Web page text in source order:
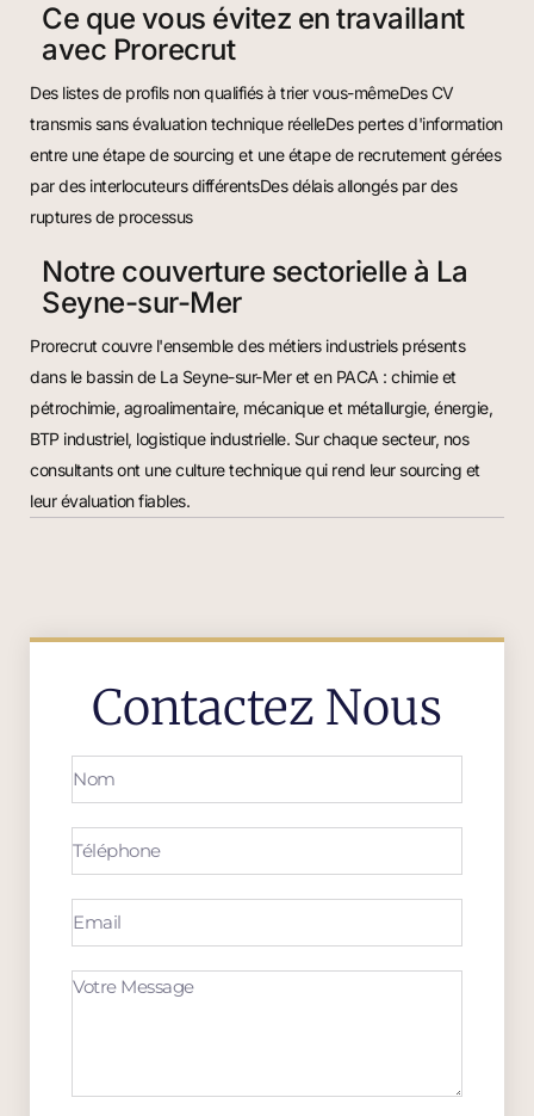
Ce que vous évitez en travaillant
avec Prorecrut
Des listes de profils non qualifiés à trier vous-mêmeDes CV
transmis sans évaluation technique réelleDes pertes d'information
entre une étape de sourcing et une étape de recrutement gérées
par des interlocuteurs différentsDes délais allongés par des
ruptures de processus
Notre couverture sectorielle à La
Seyne-sur-Mer
Prorecrut couvre l'ensemble des métiers industriels présents
dans le bassin de La Seyne-sur-Mer et en PACA : chimie et
pétrochimie, agroalimentaire, mécanique et métallurgie, énergie,
BTP industriel, logistique industrielle. Sur chaque secteur, nos
consultants ont une culture technique qui rend leur sourcing et
leur évaluation fiables.
Contactez Nous